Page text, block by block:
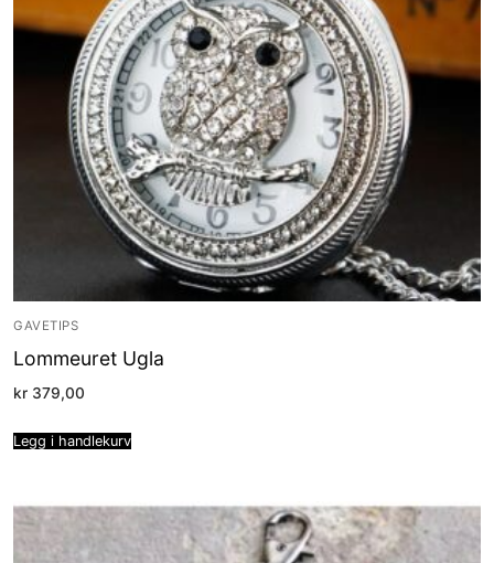
GAVETIPS
Lommeuret Ugla
kr 379,00
Legg i handlekurv